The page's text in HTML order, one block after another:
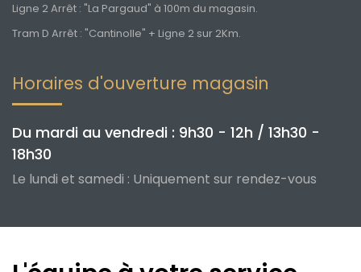
Ligne 2 Arrêt : "La Pargaud" à 100m du magasin.
Tram D Arrêt : "Cantinolle" + Ligne 2 sur 2Km.
Horaires d'ouverture magasin
Du mardi au vendredi : 9h30 - 12h / 13h30 -
18h30
Le lundi et samedi : Uniquement sur rendez-vous